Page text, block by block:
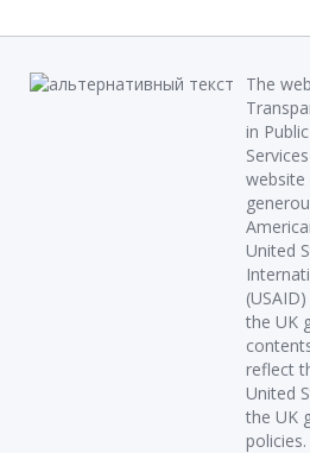
The
in
website
United
the UK
reflect
United
the UK
policies.